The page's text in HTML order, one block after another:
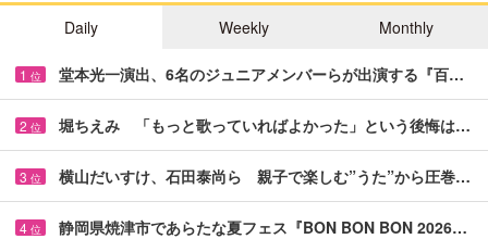
Daily
Weekly Monthly
1 位 堂本光一演出、6名のジュニアメンバーらが出演する『百…
2 位 堀ちえみ 「もっと歌っていればよかった」という後悔は…
3 位 横山だいすけ、石田泰尚ら 親子で楽しむ”うた”から圧巻…
4 位 静岡県焼津市であらたな夏フェス『BON BON BON 2026…